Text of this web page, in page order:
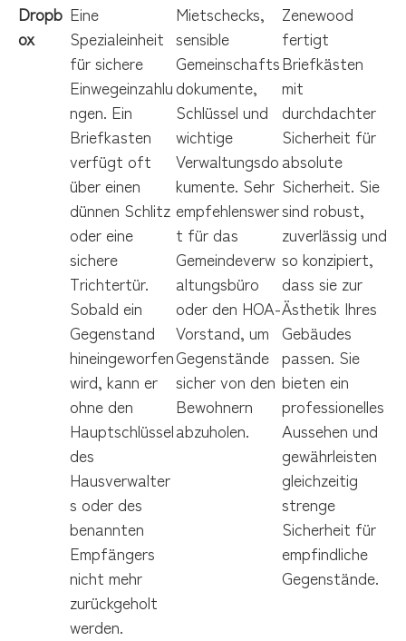
Dropb
ox
Eine
Spezialeinheit
für sichere
Einwegeinzahlu
ngen. Ein
Briefkasten
verfügt oft
über einen
dünnen Schlitz
oder eine
sichere
Trichtertür.
Sobald ein
Gegenstand
hineingeworfen
wird, kann er
ohne den
Hauptschlüssel
des
Hausverwalter
s oder des
benannten
Empfängers
nicht mehr
zurückgeholt
werden.
Mietschecks,
sensible
Gemeinschafts
dokumente,
Schlüssel und
wichtige
Verwaltungsdo
kumente. Sehr
empfehlenswer
t für das
Gemeindeverw
altungsbüro
oder den HOA-
Vorstand, um
Gegenstände
sicher von den
Bewohnern
abzuholen.
Zenewood
fertigt
Briefkästen
mit
durchdachter
Sicherheit für
absolute
Sicherheit. Sie
sind robust,
zuverlässig und
so konzipiert,
dass sie zur
Ästhetik Ihres
Gebäudes
passen. Sie
bieten ein
professionelles
Aussehen und
gewährleisten
gleichzeitig
strenge
Sicherheit für
empfindliche
Gegenstände.